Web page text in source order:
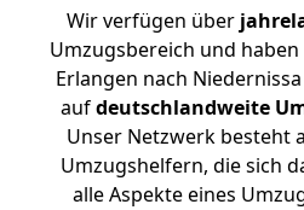
Wir verfügen über
Umzugsbereich und
Erlangen nach
aufdeutschlandweite
Unser Netzwerk besteht
Umzugshelfern, die sich
alle Aspekte eines